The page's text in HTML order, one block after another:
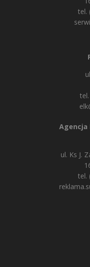
tel.
Agencja
ul. Ks J.
tel.